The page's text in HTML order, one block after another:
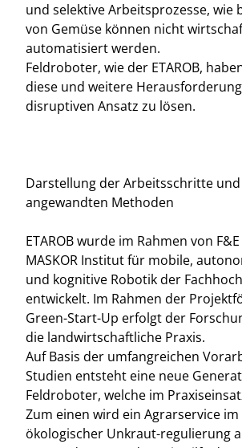
und selektive Arbeitsprozesse, wie
von Gemüse können nicht
automatisiert werden.
Feldroboter, wie der ETAROB,
diese und weitere
disruptiven Ansatz zu lösen.
Darstellung der Arbeitsschritte
angewandten Methoden
ETAROB wurde im Rahmen von
MASKOR Institut für mobile,
und kognitive Robotik der
entwickelt. Im Rahmen der
Green-Start-Up erfolgt der
die landwirtschaftliche Praxis.
Auf Basis der umfangreichen
Studien entsteht eine neue
Feldroboter, welche im
Zum einen wird ein Agrarservice im
ökologischer Unkraut-regulierung